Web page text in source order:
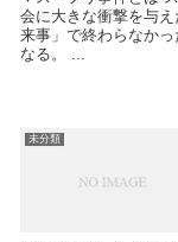
会に大きな衝撃を与
来事」で終わらなか
なる。 ...
未分類